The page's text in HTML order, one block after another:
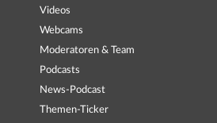
Videos
Webcams
Moderatoren & Team
Podcasts
News-Podcast
Themen-Ticker